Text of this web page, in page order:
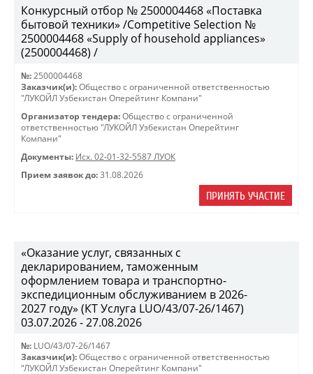
Конкурсный отбор № 2500004468 «Поставка
бытовой техники» /Competitive Selection №
2500004468 «Supply of household appliances»
(2500004468) /
№: 2500004468
Заказчик(и): Общество с ограниченной ответственностью
"ЛУКОЙЛ Узбекистан Оперейтинг Компани"
Организатор тендера: Общество с ограниченной
ответственностью "ЛУКОЙЛ Узбекистан Оперейтинг
Компани"
Документы: Исх. 02-01-32-5587 ЛУОК
Прием заявок до: 31.08.2026
ПРИНЯТЬ УЧАСТИЕ
«Оказание услуг, связанных с
декларированием, таможенным
оформлением товара и транспортно-
экспедиционным обслуживанием в 2026-
2027 году» (КТ Услуга LUO/43/07-26/1467)
03.07.2026 - 27.08.2026
№: LUO/43/07-26/1467
Заказчик(и): Общество с ограниченной ответственностью
"ЛУКОЙЛ Узбекистан Оперейтинг Компани"